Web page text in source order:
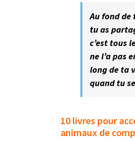
Au fond de
tu as
c’est tous
ne l’a pas
long de ta
quand tu
10 livres pour
animaux de